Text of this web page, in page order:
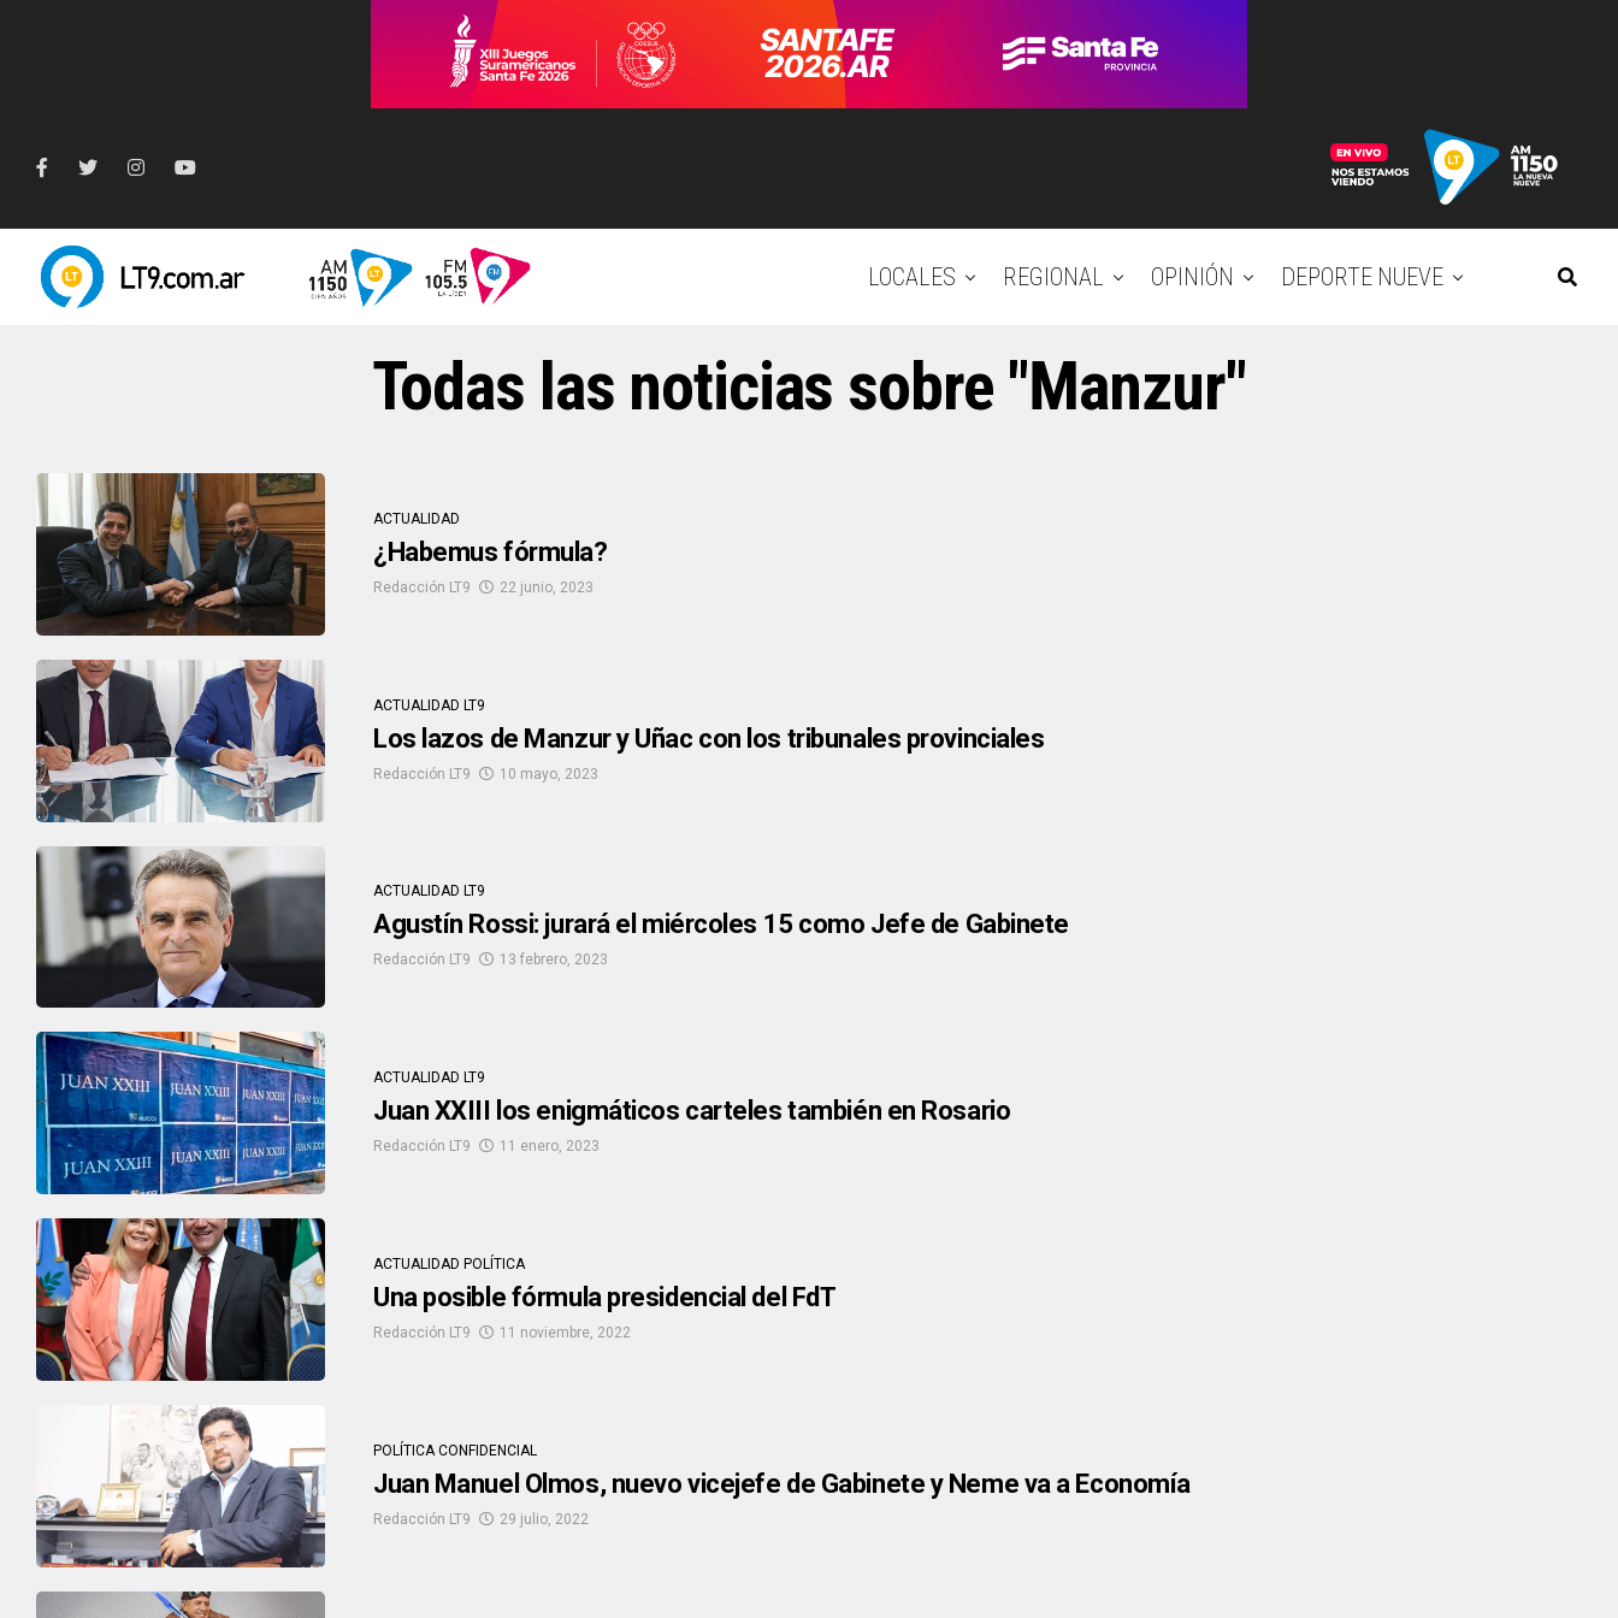
LOCALES REGIONAL OPINIÓN DEPORTE NUEVE
Todas las noticias sobre "Manzur"
ACTUALIDAD
¿Habemus fórmula?
Redacción LT9 22 junio, 2023
ACTUALIDAD LT9
Los lazos de Manzur y Uñac con los tribunales provinciales
Redacción LT9 10 mayo, 2023
ACTUALIDAD LT9
Agustín Rossi: jurará el miércoles 15 como Jefe de Gabinete
Redacción LT9 13 febrero, 2023
ACTUALIDAD LT9
Juan XXIII los enigmáticos carteles también en Rosario
Redacción LT9 11 enero, 2023
ACTUALIDAD POLÍTICA
Una posible fórmula presidencial del FdT
Redacción LT9 11 noviembre, 2022
POLÍTICA CONFIDENCIAL
Juan Manuel Olmos, nuevo vicejefe de Gabinete y Neme va a Economía
Redacción LT9 29 julio, 2022